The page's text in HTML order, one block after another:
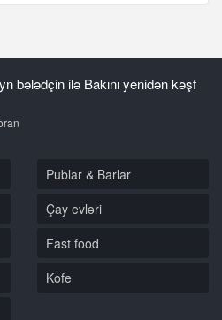
bələdçin ilə Bakını yenidən kəşf
Publar & Barlar
Çay evləri
Fast food
Kofe